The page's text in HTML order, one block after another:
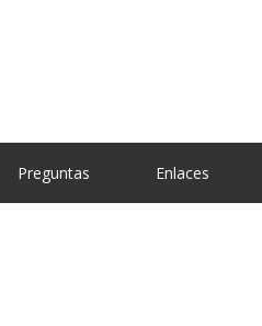
Preguntas Enlaces